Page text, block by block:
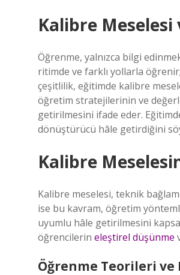
Kalibre
Öğrenme, yalnızca bilgi
ritimde ve farklı yollarla
çeşitlilik, eğitimde kalibre
öğretim stratejilerinin ve
getirilmesini ifade eder.
dönüştürücü hâle getirdiğini
Kalibre
Kalibre meselesi, teknik
ise bu kavram, öğretim
uyumlu hâle getirilmesini
öğrencilerin eleştirel düşünme
Öğrenme Teorileri ve